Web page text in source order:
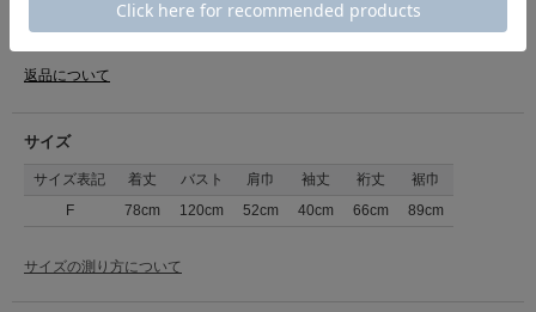
返品について
サイズ
サイズ表記 着丈 バスト 肩巾 袖丈 裄丈
裾巾
F
78cm 120cm 52cm 40cm 66cm 89cm
サイズの測り方について